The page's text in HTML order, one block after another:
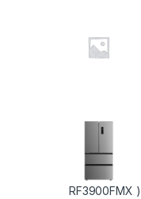
RF3900FMX )